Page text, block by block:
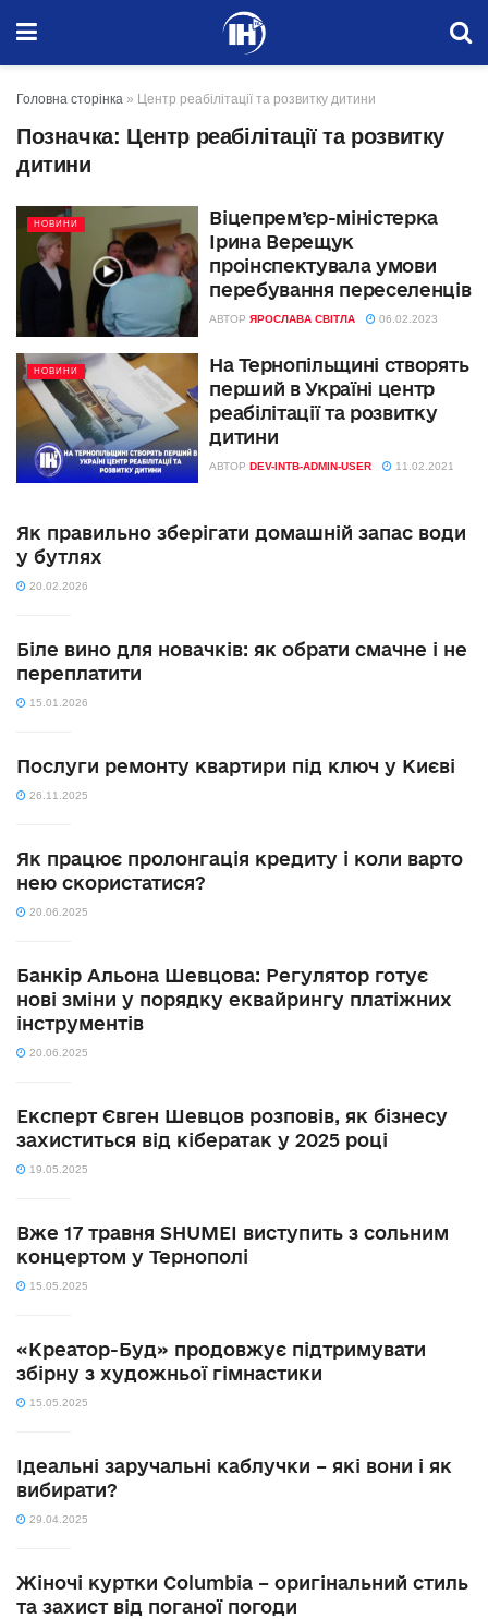
Головна сторінка » Центр реабілітації та розвитку дитини
Позначка: Центр реабілітації та розвитку
дитини
НОВИНИ
Віцепрем’єр-міністерка
Ірина Верещук
проінспектувала умови
перебування переселенців
АВТОР ЯРОСЛАВА СВІТЛА 06.02.2023
НОВИНИ
На Тернопільщині створять
перший в Україні центр
реабілітації та розвитку
дитини
АВТОР DEV-INTB-ADMIN-USER 11.02.2021
Як правильно зберігати домашній запас води
у бутлях
20.02.2026
Біле вино для новачків: як обрати смачне і не
переплатити
15.01.2026
Послуги ремонту квартири під ключ у Києві
26.11.2025
Як працює пролонгація кредиту і коли варто
нею скористатися?
20.06.2025
Банкір Альона Шевцова: Регулятор готує
нові зміни у порядку еквайрингу платіжних
інструментів
20.06.2025
Експерт Євген Шевцов розповів, як бізнесу
захиститься від кібератак у 2025 році
19.05.2025
Вже 17 травня SHUMEI виступить з сольним
концертом у Тернополі
15.05.2025
«Креатор-Буд» продовжує підтримувати
збірну з художньої гімнастики
15.05.2025
Ідеальні заручальні каблучки – які вони і як
вибирати?
29.04.2025
Жіночі куртки Columbia – оригінальний стиль
та захист від поганої погоди